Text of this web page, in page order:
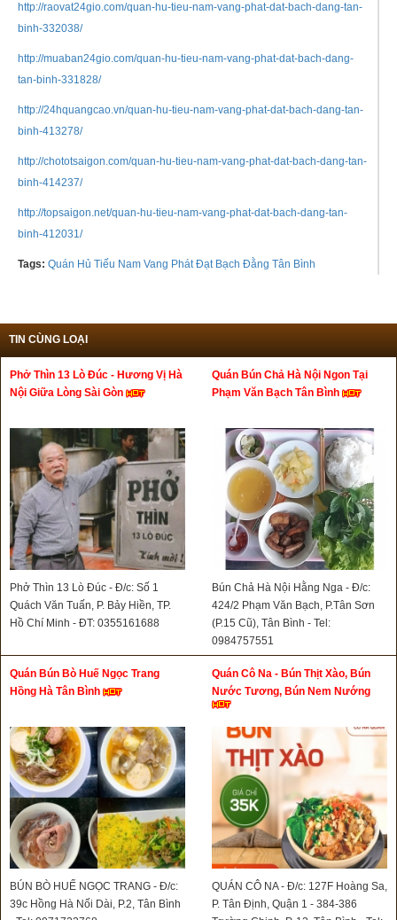
http://raovat24gio.com/quan-hu-tieu-nam-vang-phat-dat-bach-dang-tan-
binh-332038/
http://muaban24gio.com/quan-hu-tieu-nam-vang-phat-dat-bach-dang-
tan-binh-331828/
http://24hquangcao.vn/quan-hu-tieu-nam-vang-phat-dat-bach-dang-tan-
binh-413278/
http://chototsaigon.com/quan-hu-tieu-nam-vang-phat-dat-bach-dang-tan-
binh-414237/
http://topsaigon.net/quan-hu-tieu-nam-vang-phat-dat-bach-dang-tan-
binh-412031/
Tags: Quán Hủ Tiếu Nam Vang Phát Đạt Bạch Đằng Tân Bình
TIN CÙNG LOẠI
Phở Thìn 13 Lò Đúc - Hương Vị Hà
Nội Giữa Lòng Sài Gòn
Phở Thìn 13 Lò Đúc - Đ/c: Số 1
Quách Văn Tuấn, P. Bảy Hiền, TP.
Hồ Chí Minh - ĐT: 0355161688
Quán Bún Chả Hà Nội Ngon Tại
Phạm Văn Bạch Tân Bình
Bún Chả Hà Nội Hằng Nga - Đ/c:
424/2 Phạm Văn Bạch, P.Tân Sơn
(P.15 Cũ), Tân Bình - Tel:
0984757551
Quán Bún Bò Huế Ngọc Trang
Hồng Hà Tân Bình
BÚN BÒ HUẾ NGỌC TRANG - Đ/c:
39c Hồng Hà Nối Dài, P.2, Tân Bình
Quán Cô Na - Bún Thịt Xào, Bún
Nước Tương, Bún Nem Nướng
QUÁN CÔ NA - Đ/c: 127F Hoàng Sa,
P. Tân Định, Quận 1 - 384-386